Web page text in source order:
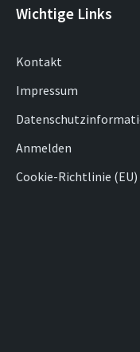
Wichtige Links
Kontakt
Impressum
Anmelden
Cookie-Richtlinie (EU)